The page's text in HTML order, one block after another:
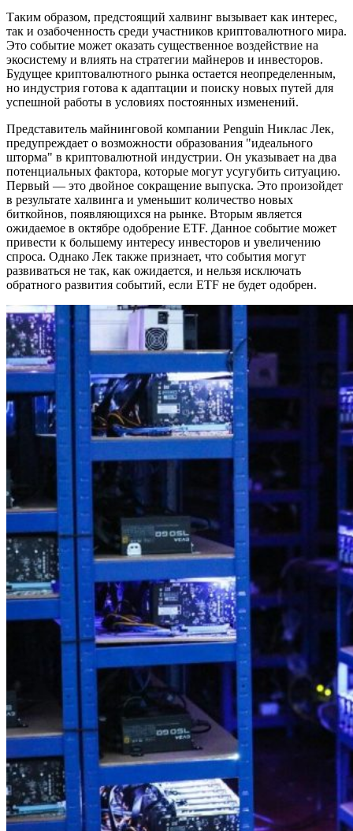
Таким образом, предстоящий халвинг вызывает как интерес,
так и озабоченность среди участников криптовалютного мира.
Это событие может оказать существенное воздействие на
экосистему и влиять на стратегии майнеров и инвесторов.
Будущее криптовалютного рынка остается неопределенным,
но индустрия готова к адаптации и поиску новых путей для
успешной работы в условиях постоянных изменений.
Представитель майнинговой компании Penguin Никлас Лек,
предупреждает о возможности образования "идеального
шторма" в криптовалютной индустрии. Он указывает на два
потенциальных фактора, которые могут усугубить ситуацию.
Первый — это двойное сокращение выпуска. Это произойдет
в результате халвинга и уменьшит количество новых
биткойнов, появляющихся на рынке. Вторым является
ожидаемое в октябре одобрение ETF. Данное событие может
привести к большему интересу инвесторов и увеличению
спроса. Однако Лек также признает, что события могут
развиваться не так, как ожидается, и нельзя исключать
обратного развития событий, если ETF не будет одобрен.